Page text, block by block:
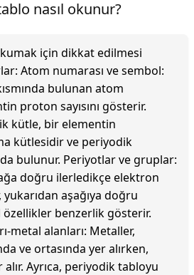
nasıl okunur?
için dikkat edilmesi
Atom numarası ve sembol:
bulunan atom
proton sayısını gösterir.
kütle, bir elementin
kütlesidir ve periyodik
bulunur. Periyotlar ve gruplar:
doğru ilerledikçe elektron
yukarıdan aşağıya doğru
benzerlik gösterir.
metal alanları: Metaller,
ve ortasında yer alırken,
Ayrıca, periyodik tabloyu